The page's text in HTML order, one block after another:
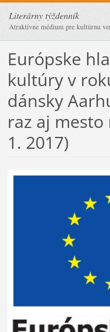
Literárny týždenník
Atraktívne médium pre kultúrnu
Európske
kultúry v
dánsky
raz aj mesto
1. 2017)